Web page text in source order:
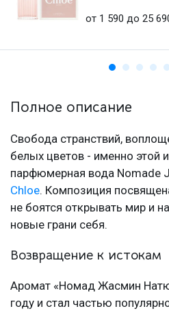
от 1 590 до 25
Полное описание
Свобода странствий,
белых цветов - именно этой
парфюмерная вода Nomade
Chloe. Композиция
не боятся открывать мир и
новые грани себя.
Возвращение к истокам
Аромат «Номад Жасмин
году и стал частью